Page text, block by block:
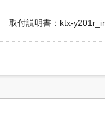
取付説明書：ktx-